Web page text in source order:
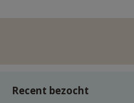
Recent bezocht